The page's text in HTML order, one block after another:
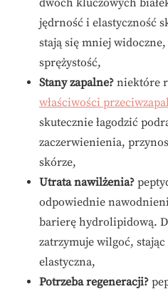
dwóch kluczowych
jędrność i elastyczność
stają się mniej
sprężystość,
Stany zapalne? niektóre
właściwości
skutecznie łagodzić
zaczerwienienia,
skórze,
Utrata nawilżenia?
odpowiednie
barierę hydrolipidową.
zatrzymuje wilgoć,
elastyczna,
Potrzeba regeneracji?